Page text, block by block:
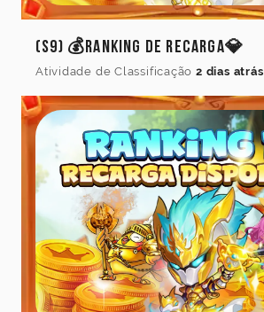
(S9) 💰Ranking de Recarga💎
Atividade de Classificação 2 dias atrás